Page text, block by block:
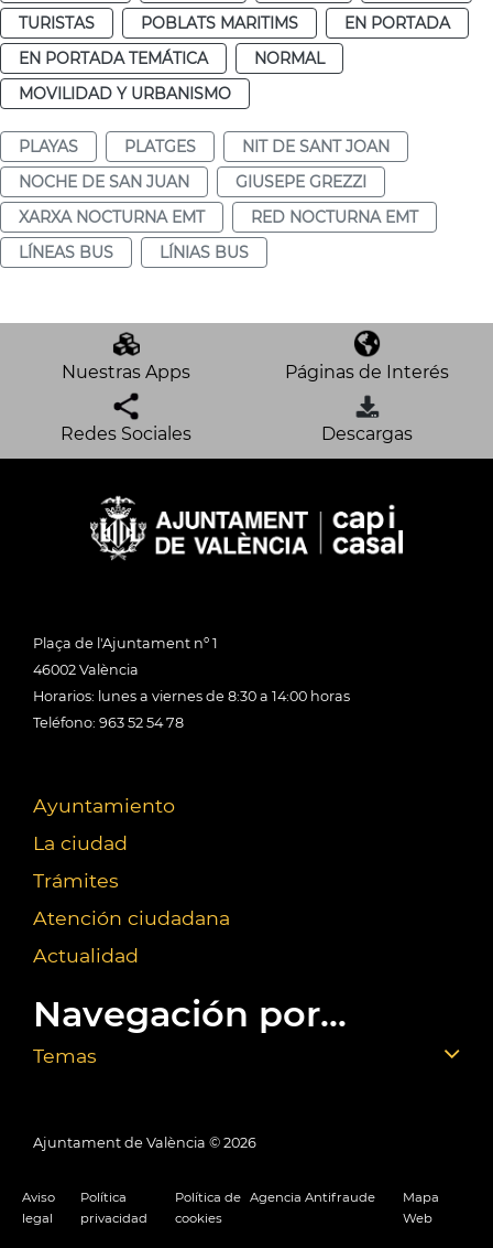
TURISTAS
POBLATS MARITIMS
EN PORTADA
EN PORTADA TEMÁTICA
NORMAL
MOVILIDAD Y URBANISMO
PLAYAS PLATGES
NIT DE SANT JOAN
NOCHE DE SAN JUAN
GIUSEPE GREZZI
XARXA NOCTURNA EMT
RED NOCTURNA EMT
LÍNEAS BUS
LÍNIAS BUS
Nuestras Apps Páginas de Interés
Redes Sociales Descargas
Plaça de l'Ajuntament nº 1
46002 València
Horarios: lunes a viernes de 8:30 a 14:00 horas
Teléfono: 963 52 54 78
Ayuntamiento
La ciudad
Trámites
Atención ciudadana
Actualidad
Navegación por...
Temas
Ajuntament de València © 2026
Aviso
legal
Política
privacidad
Política de
cookies
Agencia Antifraude
Mapa
Web